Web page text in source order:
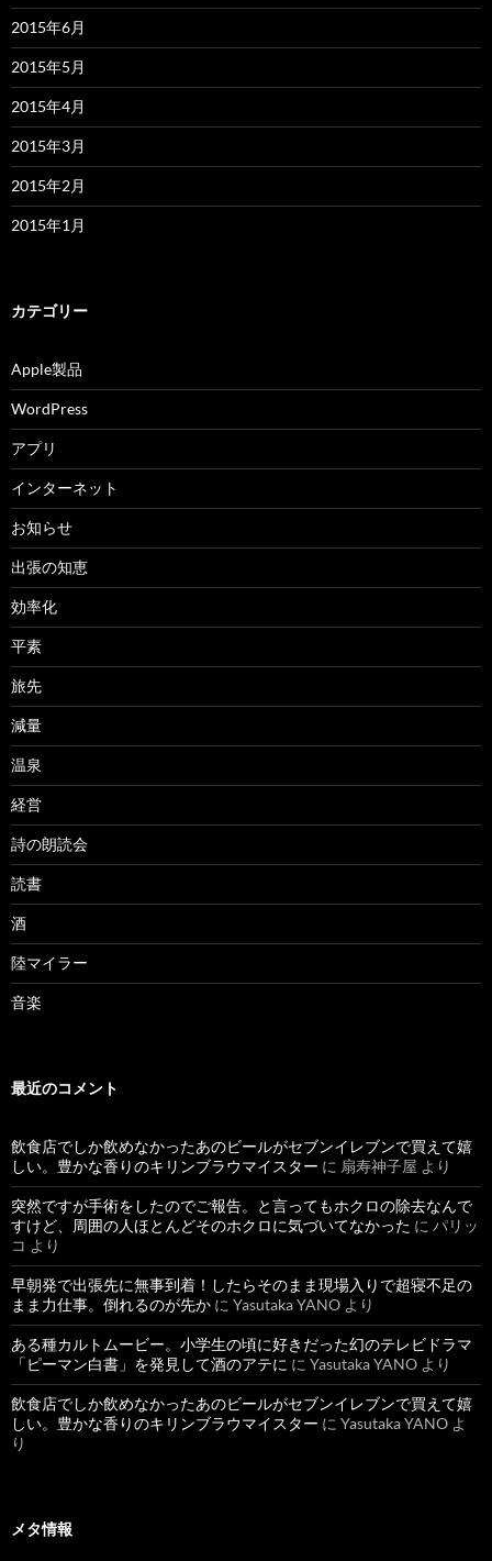
2015年6月
2015年5月
2015年4月
2015年3月
2015年2月
2015年1月
カテゴリー
Apple製品
WordPress
アプリ
インターネット
お知らせ
出張の知恵
効率化
平素
旅先
減量
温泉
経営
詩の朗読会
読書
酒
陸マイラー
音楽
最近のコメント
飲食店でしか飲めなかったあのビールがセブンイレブンで買えて嬉
しい。豊かな香りのキリンブラウマイスター に 扇寿神子屋 より
突然ですが手術をしたのでご報告。と言ってもホクロの除去なんで
すけど、周囲の人ほとんどそのホクロに気づいてなかった に パリッ
コ より
早朝発で出張先に無事到着！したらそのまま現場入りで超寝不足の
まま力仕事。倒れるのが先か に Yasutaka YANO より
ある種カルトムービー。小学生の頃に好きだった幻のテレビドラマ
「ピーマン白書」を発見して酒のアテに に Yasutaka YANO より
飲食店でしか飲めなかったあのビールがセブンイレブンで買えて嬉
しい。豊かな香りのキリンブラウマイスター に Yasutaka YANO よ
り
メタ情報